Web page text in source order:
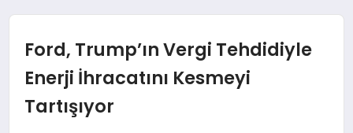
SAĞLIK
Ford, Trump’ın Vergi Tehdidiyle
Enerji İhracatını Kesmeyi
Tartışıyor